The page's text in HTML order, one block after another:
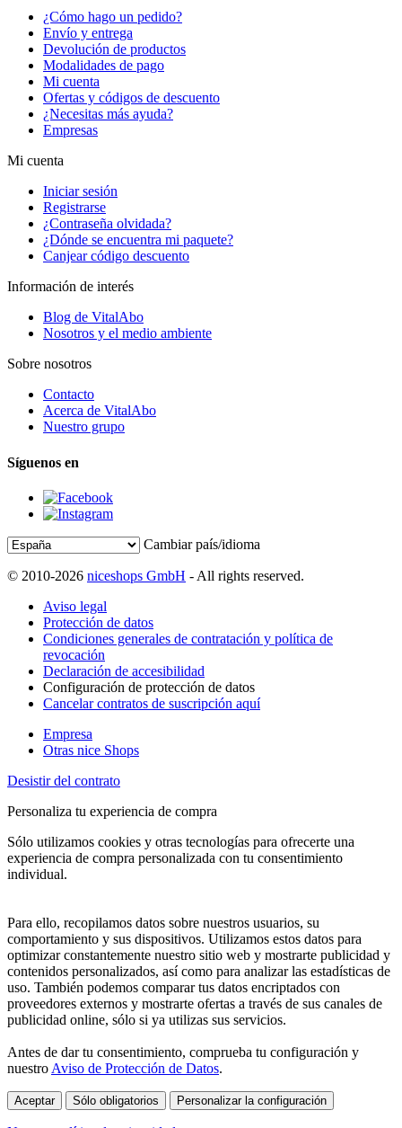
¿Cómo hago un pedido?
Envío y entrega
Devolución de productos
Modalidades de pago
Mi cuenta
Ofertas y códigos de descuento
¿Necesitas más ayuda?
Empresas
Mi cuenta
Iniciar sesión
Registrarse
¿Contraseña olvidada?
¿Dónde se encuentra mi paquete?
Canjear código descuento
Información de interés
Blog de VitalAbo
Nosotros y el medio ambiente
Sobre nosotros
Contacto
Acerca de VitalAbo
Nuestro grupo
Síguenos en
Cambiar país/idioma
© 2010-2026 niceshops GmbH - All rights reserved.
Aviso legal
Protección de datos
Condiciones generales de contratación y política de
revocación
Declaración de accesibilidad
Configuración de protección de datos
Cancelar contratos de suscripción aquí
Empresa
Otras nice Shops
Desistir del contrato
Personaliza tu experiencia de compra
Sólo utilizamos cookies y otras tecnologías para ofrecerte una
experiencia de compra personalizada con tu consentimiento
individual.
Para ello, recopilamos datos sobre nuestros usuarios, su
comportamiento y sus dispositivos. Utilizamos estos datos para
optimizar constantemente nuestro sitio web y mostrarte publicidad y
contenidos personalizados, así como para analizar las estadísticas de
uso. También podemos comparar tus datos encriptados con
proveedores externos y mostrarte ofertas a través de sus canales de
publicidad online, sólo si ya utilizas sus servicios.
Antes de dar tu consentimiento, comprueba tu configuración y
nuestro Aviso de Protección de Datos.
Aceptar Sólo obligatorios Personalizar la configuración